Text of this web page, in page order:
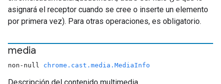
asignará el receptor cuando se cree o inserte un elemento
por primera vez). Para otras operaciones, es obligatorio.
media
non-null chrome.cast.media.MediaInfo